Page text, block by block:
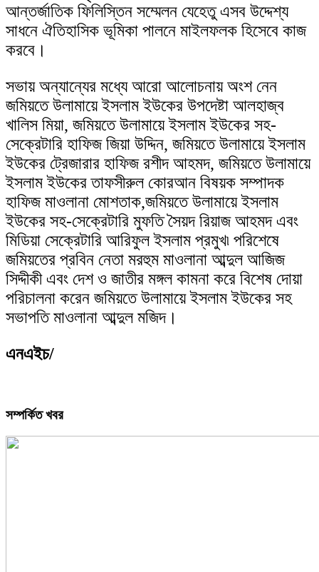
আন্তর্জাতিক ফিলিস্তিন সম্মেলন যেহেতু এসব উদ্দেশ্য
সাধনে ঐতিহাসিক ভূমিকা পালনে মাইলফলক হিসেবে কাজ
করবে।
সভায় অন্যান্যের মধ্যে আরো আলোচনায় অংশ নেন
জমিয়তে উলামায়ে ইসলাম ইউকের উপদেষ্টা আলহাজ্ব
খালিস মিয়া, জমিয়তে উলামায়ে ইসলাম ইউকের সহ-
সেক্রেটারি হাফিজ জিয়া উদ্দিন, জমিয়তে উলামায়ে ইসলাম
ইউকের ট্রেজারার হাফিজ রশীদ আহমদ, জমিয়তে উলামায়ে
ইসলাম ইউকের তাফসীরুল কোরআন বিষয়ক সম্পাদক
হাফিজ মাওলানা মোশতাক,জমিয়তে উলামায়ে ইসলাম
ইউকের সহ-সেক্রেটারি মুফতি সৈয়দ রিয়াজ আহমদ এবং
মিডিয়া সেক্রেটারি আরিফুল ইসলাম প্রমুখ৷ পরিশেষে
জমিয়তের প্রবিন নেতা মরহুম মাওলানা আব্দুল আজিজ
সিদ্দীকী এবং দেশ ও জাতীর মঙ্গল কামনা করে বিশেষ দোয়া
পরিচালনা করেন জমিয়তে উলামায়ে ইসলাম ইউকের সহ
সভাপতি মাওলানা আব্দুল মজিদ।
এনএইচ/
সম্পর্কিত খবর